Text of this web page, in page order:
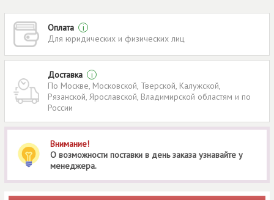
Оплата
i
Для юридических и физических лиц
Доставка
i
По Москве, Московской, Тверской, Калужской,
Рязанской, Ярославской, Владимирской областям и по
России
Внимание!
О возможности поставки в день заказа узнавайте у
менеджера.